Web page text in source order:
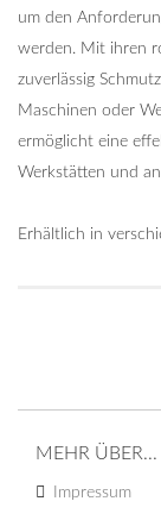
um den
werden. Mit ihren
zuverlässig
Maschinen oder
ermöglicht eine
Werkstätten und
Erhältlich in
MEHR ÜBER...
Impressum